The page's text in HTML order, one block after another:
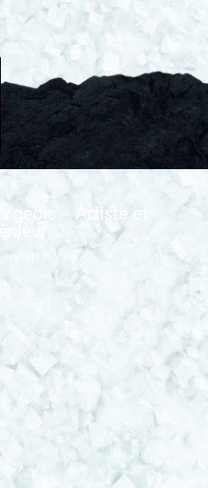
– Artiste et
Anders Norén